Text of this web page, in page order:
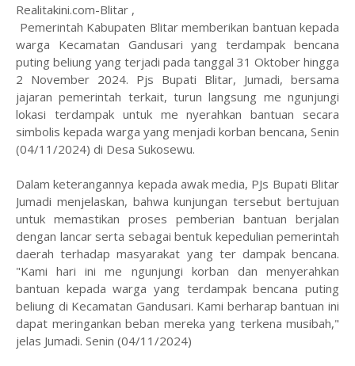
Realitakini.com-Blitar ,
Pemerintah Kabupaten Blitar memberikan bantuan kepada
warga Kecamatan Gandusari yang terdampak bencana
puting beliung yang terjadi pada tanggal 31 Oktober hingga
2 November 2024. Pjs Bupati Blitar, Jumadi, bersama
jajaran pemerintah terkait, turun langsung me ngunjungi
lokasi terdampak untuk me nyerahkan bantuan secara
simbolis kepada warga yang menjadi korban bencana, Senin
(04/11/2024) di Desa Sukosewu.
Dalam keterangannya kepada awak media, PJs Bupati Blitar
Jumadi menjelaskan, bahwa kunjungan tersebut bertujuan
untuk memastikan proses pemberian bantuan berjalan
dengan lancar serta sebagai bentuk kepedulian pemerintah
daerah terhadap masyarakat yang ter dampak bencana.
"Kami hari ini me ngunjungi korban dan menyerahkan
bantuan kepada warga yang terdampak bencana puting
beliung di Kecamatan Gandusari. Kami berharap bantuan ini
dapat meringankan beban mereka yang terkena musibah,"
jelas Jumadi. Senin (04/11/2024)